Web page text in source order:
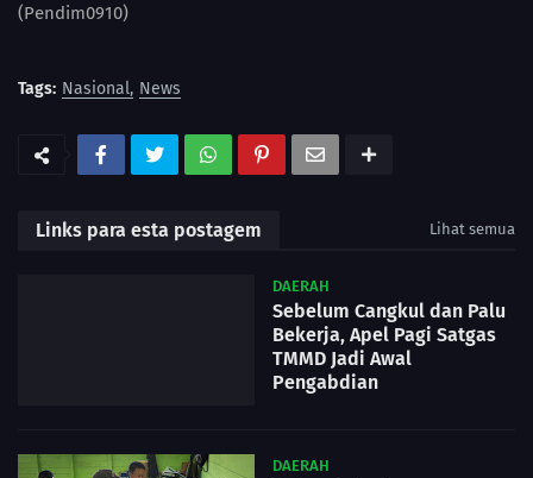
(Pendim0910)
Tags: Nasional News
Links para esta postagem Lihat semua
DAERAH
Sebelum Cangkul dan Palu
Bekerja, Apel Pagi Satgas
TMMD Jadi Awal
Pengabdian
DAERAH